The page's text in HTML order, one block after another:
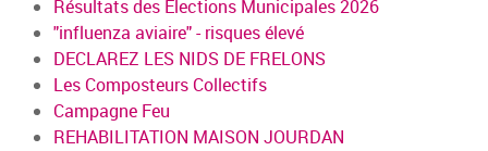
Résultats des Elections Municipales 2026
"influenza aviaire" - risques élevé
DECLAREZ LES NIDS DE FRELONS
Les Composteurs Collectifs
Campagne Feu
REHABILITATION MAISON JOURDAN